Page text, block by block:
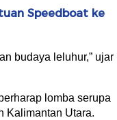
Speedboat ke
budaya leluhur,” ujar
lomba serupa
Kalimantan Utara.